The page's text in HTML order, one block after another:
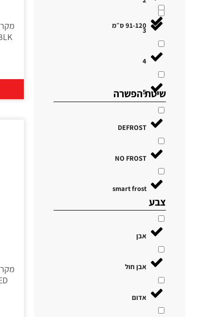
91-120 ס״מ
3
4
5
שיטת הפשרה
DEFROST
NO FROST
smart frost
צבע
אבן
אבן חול
אדום